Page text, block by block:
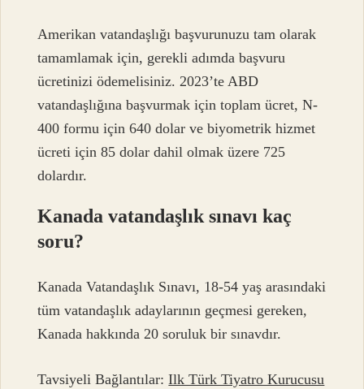
Amerikan vatandaşlığı başvurunuzu tam olarak
tamamlamak için, gerekli adımda başvuru
ücretinizi ödemelisiniz. 2023’te ABD
vatandaşlığına başvurmak için toplam ücret, N-
400 formu için 640 dolar ve biyometrik hizmet
ücreti için 85 dolar dahil olmak üzere 725
dolardır.
Kanada vatandaşlık sınavı kaç
soru?
Kanada Vatandaşlık Sınavı, 18-54 yaş arasındaki
tüm vatandaşlık adaylarının geçmesi gereken,
Kanada hakkında 20 soruluk bir sınavdır.
Tavsiyeli Bağlantılar:Ilk Türk Tiyatro Kurucusu